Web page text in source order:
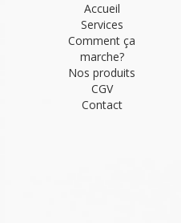
Accueil
Services
Comment ça
marche?
Nos produits
CGV
Contact